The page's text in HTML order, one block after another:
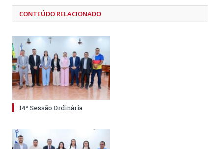
CONTEÚDO RELACIONADO
14ª Sessão Ordinária